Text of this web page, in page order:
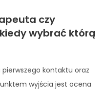
czy
wybrać którą
kontaktu oraz
wyjścia jest ocena